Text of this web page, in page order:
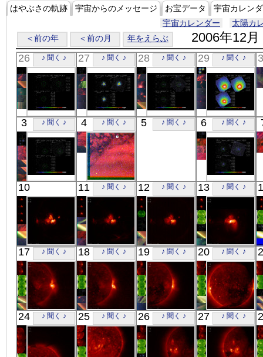
はやぶさの軌跡 宇宙からのメッセージ お宝データ
宇宙カレン
宇宙カレンダー
太陽カ
＜前の年
＜前の月 年をえらぶ 2006年12月
26 ♪ 聞く ♪
「すざく」
Z8852
X線
27 ♪ 聞く ♪
「すざく」
MARKARIAN
509
X線
28 ♪ 聞く ♪
「すざく」
NGC 4631
29 ♪ 聞く ♪
「すざく」
M87 CENTER
X線
3 ♪ 聞く ♪ 4 ♪ 聞く ♪
「れいめい」
RGB
5 ♪ 聞く ♪ 6 ♪ 聞く ♪
「すざく」
PKS 2356-61
10
「ひので」
00:14:03
X線
11 ♪ 聞く ♪
「ひので」
00:53:38
X線
12 ♪ 聞く ♪
「ひので」
00:01:06
X線
13 ♪ 聞く ♪
「ひので」
00:01:27
X線
17 ♪ 聞く ♪
「ひので」
00:30:30
18 ♪ 聞く ♪
「ひので」
00:01:33
X線
19 ♪ 聞く ♪
「ひので」
06:13:59
X線
20 ♪ 聞く ♪
「ひので」
00:55:21
X線
24 ♪ 聞く ♪ 25 ♪ 聞く ♪ 26 ♪ 聞く ♪ 27 ♪ 聞く ♪